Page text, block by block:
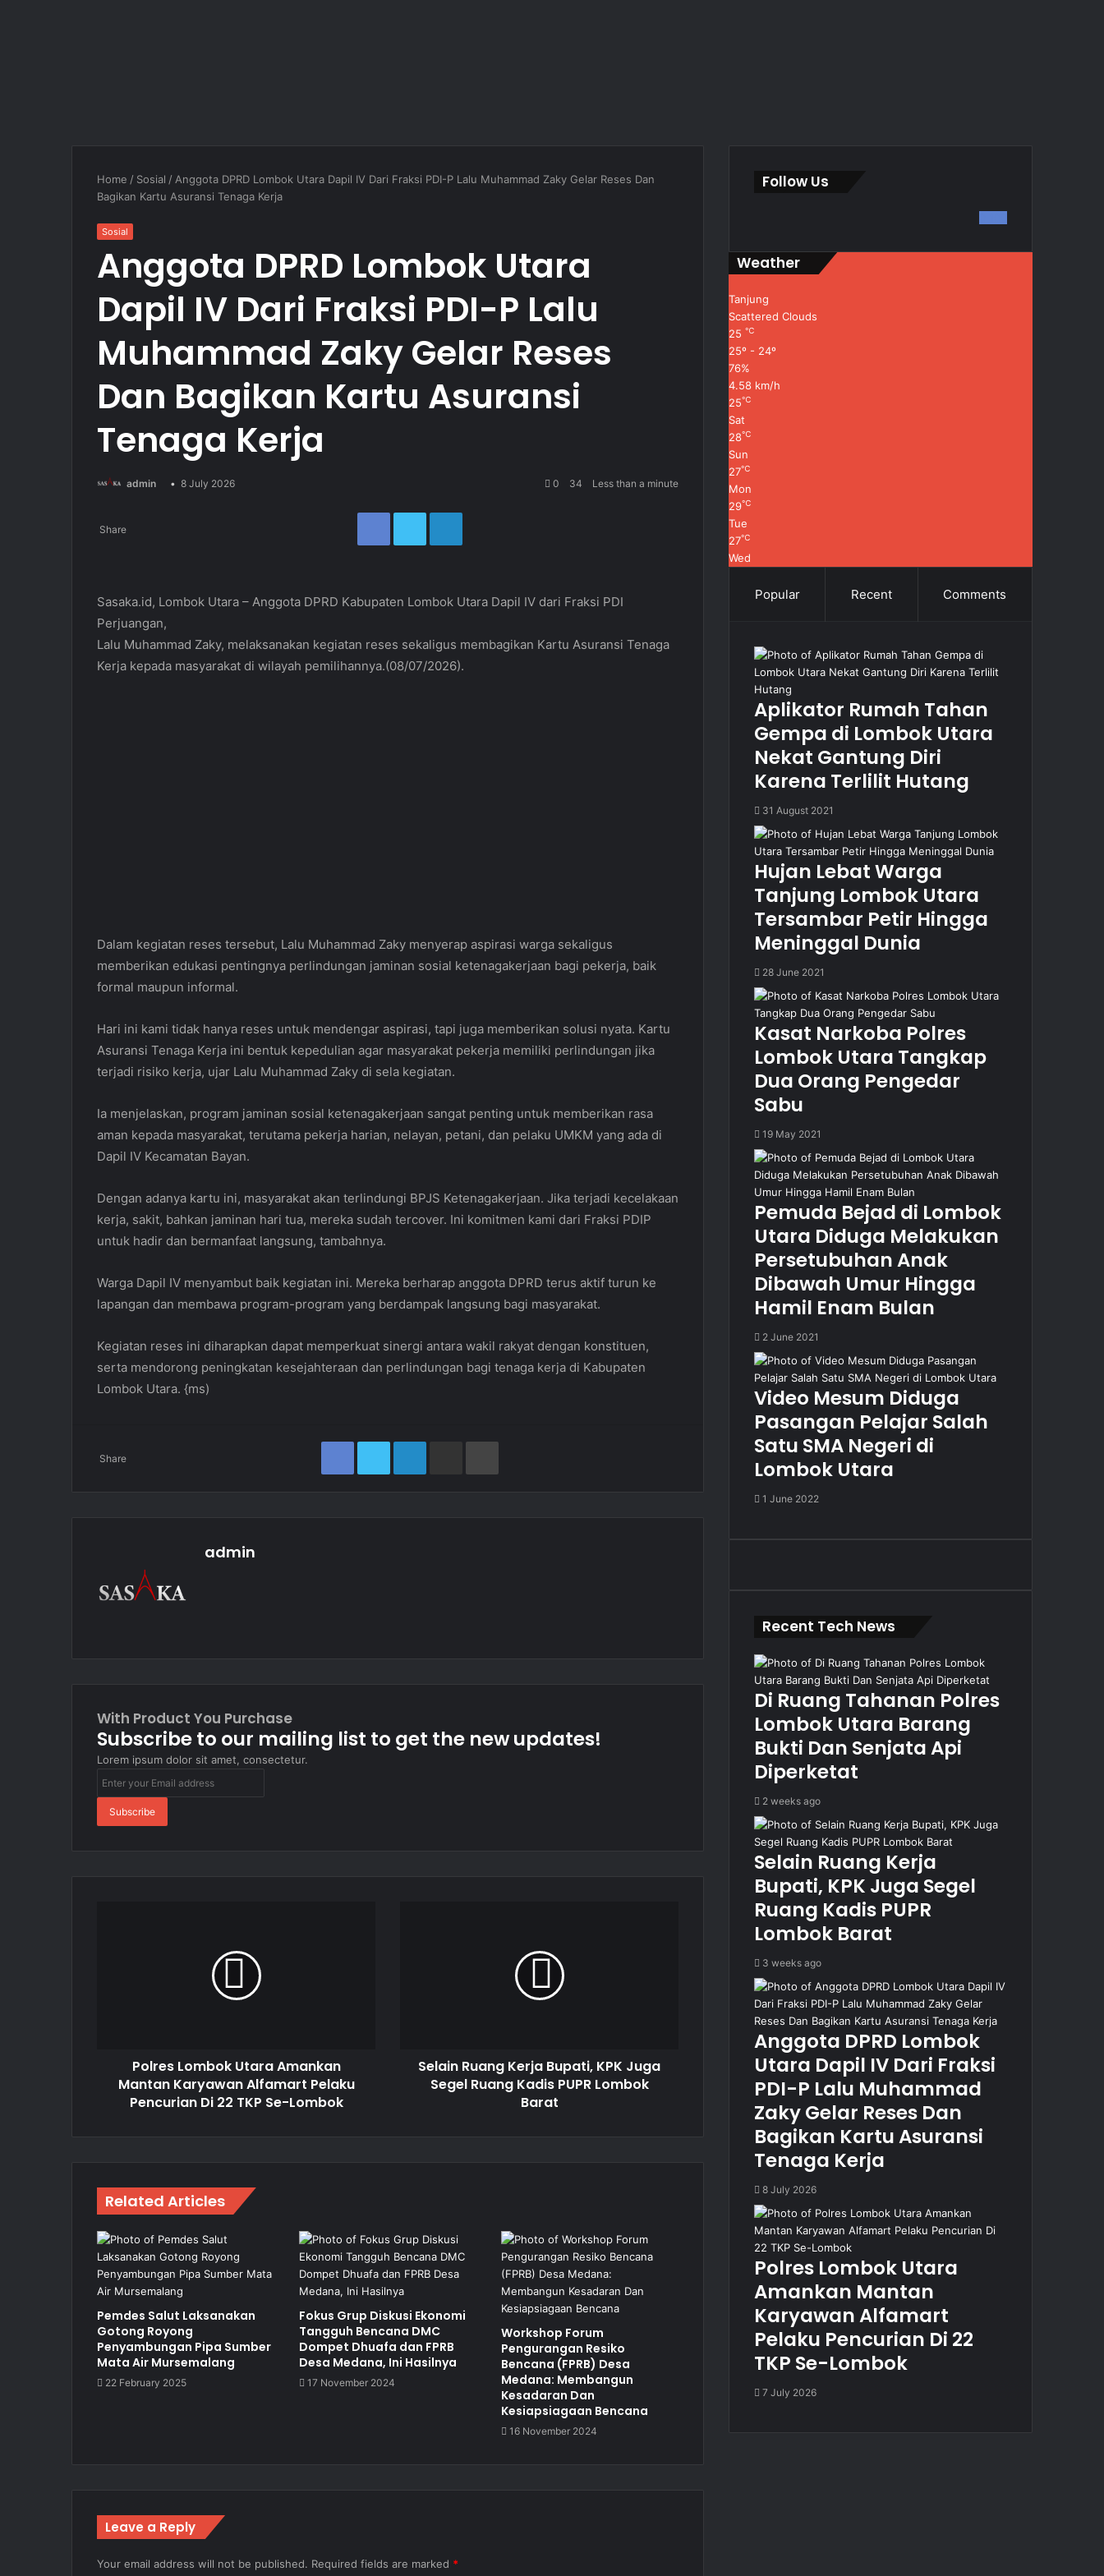
Home / Sosial / Anggota DPRD Lombok Utara Dapil IV Dari Fraksi PDI-P Lalu Muhammad Zaky Gelar Reses Dan
Bagikan Kartu Asuransi Tenaga Kerja
Sosial
Anggota DPRD Lombok Utara
Dapil IV Dari Fraksi PDI-P Lalu
Muhammad Zaky Gelar Reses
Dan Bagikan Kartu Asuransi
Tenaga Kerja
adminSend 8 July 2026 0 34 Less than a minute
Share
FacebookTwitterLinkedIn
Sasaka.id, Lombok Utara – Anggota DPRD Kabupaten Lombok Utara Dapil IV dari Fraksi PDI
Perjuangan,
Lalu Muhammad Zaky, melaksanakan kegiatan reses sekaligus membagikan Kartu Asuransi Tenaga
Kerja kepada masyarakat di wilayah pemilihannya.(08/07/2026).
Dalam kegiatan reses tersebut, Lalu Muhammad Zaky menyerap aspirasi warga sekaligus
memberikan edukasi pentingnya perlindungan jaminan sosial ketenagakerjaan bagi pekerja, baik
formal maupun informal.
Hari ini kami tidak hanya reses untuk mendengar aspirasi, tapi juga memberikan solusi nyata. Kartu
Asuransi Tenaga Kerja ini bentuk kepedulian agar masyarakat pekerja memiliki perlindungan jika
terjadi risiko kerja, ujar Lalu Muhammad Zaky di sela kegiatan.
Ia menjelaskan, program jaminan sosial ketenagakerjaan sangat penting untuk memberikan rasa
aman kepada masyarakat, terutama pekerja harian, nelayan, petani, dan pelaku UMKM yang ada di
Dapil IV Kecamatan Bayan.
Dengan adanya kartu ini, masyarakat akan terlindungi BPJS Ketenagakerjaan. Jika terjadi kecelakaan
kerja, sakit, bahkan jaminan hari tua, mereka sudah tercover. Ini komitmen kami dari Fraksi PDIP
untuk hadir dan bermanfaat langsung, tambahnya.
Warga Dapil IV menyambut baik kegiatan ini. Mereka berharap anggota DPRD terus aktif turun ke
lapangan dan membawa program-program yang berdampak langsung bagi masyarakat.
Kegiatan reses ini diharapkan dapat memperkuat sinergi antara wakil rakyat dengan konstituen,
serta mendorong peningkatan kesejahteraan dan perlindungan bagi tenaga kerja di Kabupaten
Lombok Utara. {ms)
Share
FacebookTwitterLinkedInShare via Email Print
admin
With Product You Purchase
Subscribe to our mailing list to get the new updates!
Lorem ipsum dolor sit amet, consectetur.
Enter
Email
address
Polres Lombok Utara Amankan
Mantan Karyawan Alfamart Pelaku
Pencurian Di 22 TKP Se-Lombok
Selain Ruang Kerja Bupati, KPK Juga
Segel Ruang Kadis PUPR Lombok
Barat
Related Articles
Pemdes Salut Laksanakan
Gotong Royong
Penyambungan Pipa Sumber
Mata Air Mursemalang
22 February 2025
Fokus Grup Diskusi Ekonomi
Tangguh Bencana DMC
Dompet Dhuafa dan FPRB
Desa Medana, Ini Hasilnya
17 November 2024
Workshop Forum
Pengurangan Resiko
Bencana (FPRB) Desa
Medana: Membangun
Kesadaran Dan
Kesiapsiagaan Bencana
16 November 2024
Leave a Reply
Your email address will not be published. Required fields are marked *
Follow Us
Weather
Tanjung
Scattered Clouds
25℃
25º - 24º
76%
4.58 km/h
25℃
Sat
28℃
Sun
27℃
Mon
29℃
Tue
27℃
Wed
Popular Recent Comments
Aplikator Rumah Tahan
Gempa di Lombok Utara
Nekat Gantung Diri
Karena Terlilit Hutang
31 August 2021
Hujan Lebat Warga
Tanjung Lombok Utara
Tersambar Petir Hingga
Meninggal Dunia
28 June 2021
Kasat Narkoba Polres
Lombok Utara Tangkap
Dua Orang Pengedar
Sabu
19 May 2021
Pemuda Bejad di Lombok
Utara Diduga Melakukan
Persetubuhan Anak
Dibawah Umur Hingga
Hamil Enam Bulan
2 June 2021
Video Mesum Diduga
Pasangan Pelajar Salah
Satu SMA Negeri di
Lombok Utara
1 June 2022
Recent Tech News
Di Ruang Tahanan Polres
Lombok Utara Barang
Bukti Dan Senjata Api
Diperketat
2 weeks ago
Selain Ruang Kerja
Bupati, KPK Juga Segel
Ruang Kadis PUPR
Lombok Barat
3 weeks ago
Anggota DPRD Lombok
Utara Dapil IV Dari Fraksi
PDI-P Lalu Muhammad
Zaky Gelar Reses Dan
Bagikan Kartu Asuransi
Tenaga Kerja
8 July 2026
Polres Lombok Utara
Amankan Mantan
Karyawan Alfamart
Pelaku Pencurian Di 22
TKP Se-Lombok
7 July 2026